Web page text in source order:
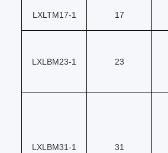
LXLTM17-1 17
LXLBM23-1 23
LXLBM31-1 31